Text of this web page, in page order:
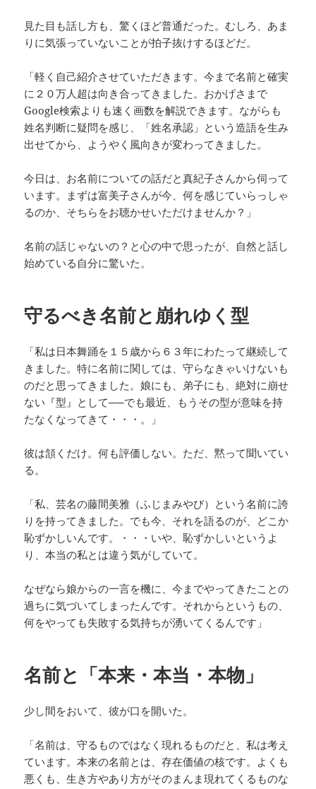
見た目も話し方も、驚くほど普通だった。むしろ、あま
りに気張っていないことが拍子抜けするほどだ。
「軽く自己紹介させていただきます。今まで名前と確実
に２０万人超は向き合ってきました。おかげさまで
Google検索よりも速く画数を解説できます。ながらも
姓名判断に疑問を感じ、「姓名承認」という造語を生み
出せてから、ようやく風向きが変わってきました。
今日は、お名前についての話だと真紀子さんから伺って
います。まずは富美子さんが今、何を感じていらっしゃ
るのか、そちらをお聴かせいただけませんか？」
名前の話じゃないの？と心の中で思ったが、自然と話し
始めている自分に驚いた。
守るべき名前と崩れゆく型
「私は日本舞踊を１５歳から６３年にわたって継続して
きました。特に名前に関しては、守らなきゃいけないも
のだと思ってきました。娘にも、弟子にも、絶対に崩せ
ない『型』として──でも最近、もうその型が意味を持
たなくなってきて・・・。」
彼は頷くだけ。何も評価しない。ただ、黙って聞いてい
る。
「私、芸名の藤間美雅（ふじまみやび）という名前に誇
りを持ってきました。でも今、それを語るのが、どこか
恥ずかしいんです。・・・いや、恥ずかしいというよ
り、本当の私とは違う気がしていて。
なぜなら娘からの一言を機に、今までやってきたことの
過ちに気づいてしまったんです。それからというもの、
何をやっても失敗する気持ちが湧いてくるんです」
名前と「本来・本当・本物」
少し間をおいて、彼が口を開いた。
「名前は、守るものではなく現れるものだと、私は考え
ています。本来の名前とは、存在価値の核です。よくも
悪くも、生き方やあり方がそのまんま現れてくるものな